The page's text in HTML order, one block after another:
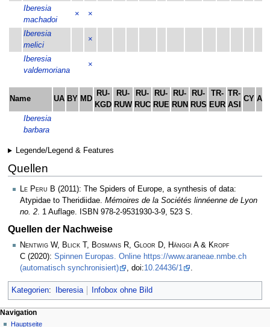
Iberesia
machadoi
× ×
Iberesia
melici
×
Iberesia
valdemoriana
×
Name UA BY MD
RU-
KGD
RU-
RUW
RU-
RUC
RU-
RUE
RU-
RUN
RU-
RUS
TR-
EUR
TR-
ASI
CY AM
Iberesia
barbara
Legende/Legend & Features
Quellen
Le Peru B (2011): The Spiders of Europe, a synthesis of data:
Atypidae to Theridiidae. Mémoires de la Sociétés linnéenne de Lyon
no. 2 . 1 Auflage. ISBN 978-2-9531930-3-9, 523 S.
Quellen der Nachweise
Nentwig W, Blick T, Bosmans R, Gloor D, Hänggi A & Kropf
C (2020): Spinnen Europas. Online https://www.araneae.nmbe.ch
(automatisch synchronisiert)
, doi:10.24436/1
Kategorien: Iberesia Infobox ohne Bild
Navigation
Hauptseite